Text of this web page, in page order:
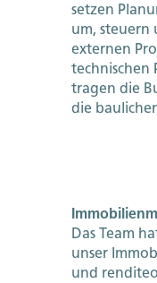
setzen
um, steuern
externen
technischen
tragen die
die
Das Team
unser
und